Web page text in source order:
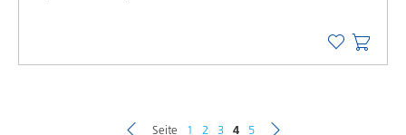
Seite 1 2 3 4 5